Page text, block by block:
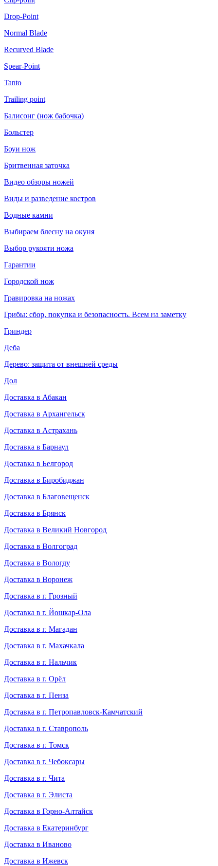
Drop-Point
Normal Blade
Recurved Blade
Spear-Point
Tanto
Trailing point
Балисонг (нож бабочка)
Больстер
Боуи нож
Бритвенная заточка
Видео обзоры ножей
Виды и разведение костров
Водные камни
Выбираем блесну на окуня
Выбор рукояти ножа
Гарантии
Городской нож
Гравировка на ножах
Грибы: сбор, покупка и безопасность. Всем на заметку
Гриндер
Деба
Дерево: защита от внешней среды
Дол
Доставка в Абакан
Доставка в Архангельск
Доставка в Астрахань
Доставка в Барнаул
Доставка в Белгород
Доставка в Биробиджан
Доставка в Благовещенск
Доставка в Брянск
Доставка в Великий Новгород
Доставка в Волгоград
Доставка в Вологду
Доставка в Воронеж
Доставка в г. Грозный
Доставка в г. Йошкар-Ола
Доставка в г. Магадан
Доставка в г. Махачкала
Доставка в г. Нальчик
Доставка в г. Орёл
Доставка в г. Пенза
Доставка в г. Петропавловск-Камчатский
Доставка в г. Ставрополь
Доставка в г. Томск
Доставка в г. Чебоксары
Доставка в г. Чита
Доставка в г. Элиста
Доставка в Горно-Алтайск
Доставка в Екатеринбург
Доставка в Иваново
Доставка в Ижевск